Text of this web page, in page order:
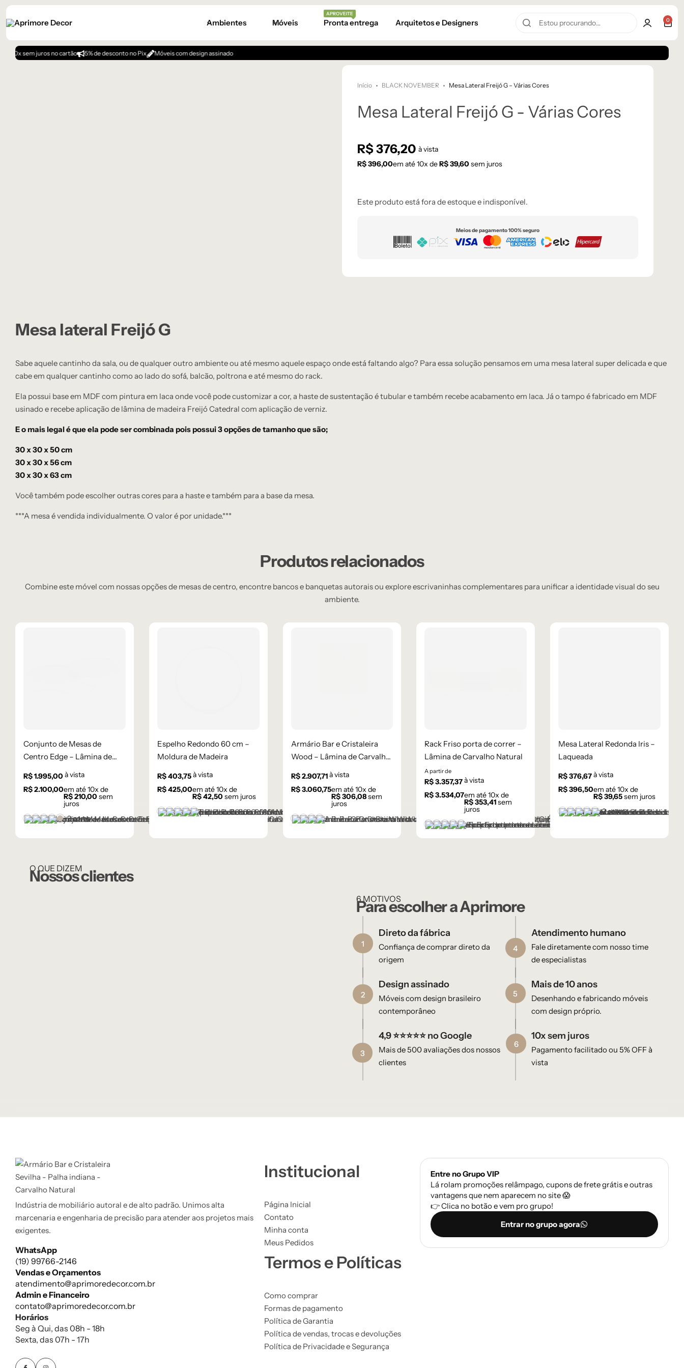
Ambientes Móveis Pronta entrega
APROVEITE
Arquitetos e Designers 0
juros no cartão 5% de desconto no Pix Móveis com design assinado
Início BLACK NOVEMBER Mesa Lateral Freijó G – Várias Cores
Mesa Lateral Freijó G - Várias Cores
R$376,20 à vista
R$396,00em até10x deR$39,60 sem juros
Este produto está fora de estoque e indisponível.
Meios de pagamento 100% seguro
Mesa lateral Freijó G
Sabe aquele cantinho da sala, ou de qualquer outro ambiente ou até mesmo aquele espaço onde está faltando algo? Para essa solução pensamos em uma mesa lateral super delicada e que
cabe em qualquer cantinho como ao lado do sofá, balcão, poltrona e até mesmo do rack.
Ela possui base em MDF com pintura em laca onde você pode customizar a cor, a haste de sustentação é tubular e também recebe acabamento em laca. Já o tampo é fabricado em MDF
usinado e recebe aplicação de lâmina de madeira Freijó Catedral com aplicação de verniz.
E o mais legal é que ela pode ser combinada pois possui 3 opções de tamanho que são;
30 x 30 x 50 cm
30 x 30 x 56 cm
30 x 30 x 63 cm
Você também pode escolher outras cores para a haste e também para a base da mesa.
***A mesa é vendida individualmente. O valor é por unidade.***
Produtos relacionados
Combine este móvel com nossas opções de mesas de centro, encontre bancos e banquetas autorais ou explore escrivaninhas complementares para unificar a identidade visual do seu
ambiente.
Conjunto de Mesas de
Centro Edge – Lâmina de
Carvalho Natural
R$1.995,00 à vista
R$2.100,00em até10x de
R$210,00 sem
juros
Castanho
Champanhe
Cinza Grafite Metalizado
Ébano
Lâmina Frapê
+2 cores
Espelho Redondo 60 cm –
Moldura de Madeira
R$403,75à vista
R$425,00em até10x de
R$42,50 sem juros
Castanho
Champanhe
Dourado
Grafite
Preto
Armário Bar e Cristaleira
Wood – Lâmina de Carvalho
R$2.907,71à vista
R$3.060,75em até10x de
R$306,08sem
juros
Castanho
Champanhe
Cinza Grafite Metalizado
Ébano
Rack Friso porta de correr –
Lâmina de Carvalho Natural
A partir de
R$3.357,37à vista
R$3.534,07em até10x de
R$353,41sem
juros
Castanho
Champanhe
Cinza Grafite Metalizado
Ébano
Natural
Mesa Lateral Redonda Iris –
Laqueada
R$376,67à vista
R$396,50em até10x de
R$39,65sem juros
Branco
Champanhe
Cinza Médio
Frapê
Mocha Mousse
+2 cores
O QUE DIZEM
Nossos clientes
6 MOTIVOS
Para escolher a Aprimore
1
Direto da fábrica
Confiança de comprar direto da
origem​
2
Design assinado​
Móveis com design brasileiro
contemporâneo
3
4,9 ⭐⭐⭐⭐⭐ no Google
Mais de 500 avaliações dos nossos
clientes
4
Atendimento humano
Fale diretamente com nosso time
de especialistas
5
Mais de 10 anos
Desenhando e fabricando móveis
com design próprio.
6
10x sem juros
Pagamento facilitado ou 5% OFF à
vista
Indústria de mobiliário autoral e de alto padrão. Unimos alta
marcenaria e engenharia de precisão para atender aos projetos mais
exigentes.
WhatsApp
(19) 99766-2146
Vendas e Orçamentos
atendimento@aprimoredecor.com.br
Admin e Financeiro
contato@aprimoredecor.com.br
Horários
Seg à Qui, das 08h - 18h
Sexta, das 07h - 17h
Institucional
Página Inicial
Contato
Minha conta
Meus Pedidos
Termos e Políticas
Como comprar
Formas de pagamento
Política de Garantia
Política de vendas, trocas e devoluções
Política de Privacidade e Segurança
Entre no Grupo VIP
Lá rolam promoções relâmpago, cupons de frete grátis e outras
vantagens que nem aparecem no site 😱
👉 Clica no botão e vem pro grupo!
Entrar no grupo agora